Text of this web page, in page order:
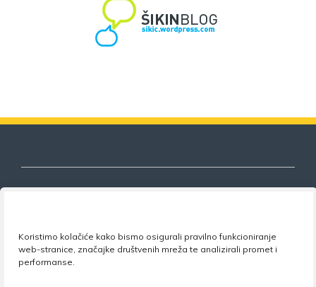
Koristimo kolačiće kako bismo osigurali pravilno funkcioniranje
web-stranice, značajke društvenih mreža te analizirali promet i
performanse.
Nezavisni sindikat znanosti i visokog
obrazovanja